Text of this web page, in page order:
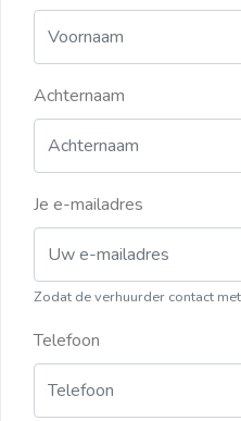
Achternaam
Je e-mailadres
Zodat de verhuurder contact
Telefoon